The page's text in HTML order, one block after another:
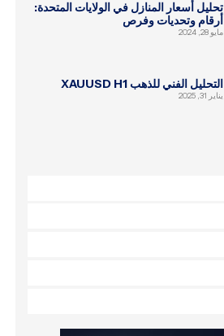
تحليل أسعار المنازل في الولايات المتحدة:
أرقام وتحديات وفرص
مايو 28, 2024
التحليل الفني للذهب XAUUSD H1
يناير 31, 2025